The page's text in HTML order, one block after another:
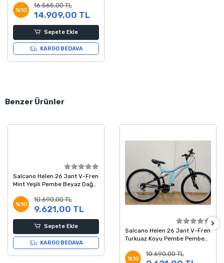
Kadro
%10
16.565,00 TL
14.909,00 TL
Sepete Ekle
KARGO BEDAVA
Benzer Ürünler
Salcano Helen 26 Jant V-Fren
Mint Yeşili Pembe Beyaz Dağ
%10
10.690,00 TL
9.621,00 TL
Sepete Ekle
KARGO BEDAVA
Salcano Helen 26 Jant V-Fren
Turkuaz Koyu Pembe Pembe
%10
10.690,00 TL